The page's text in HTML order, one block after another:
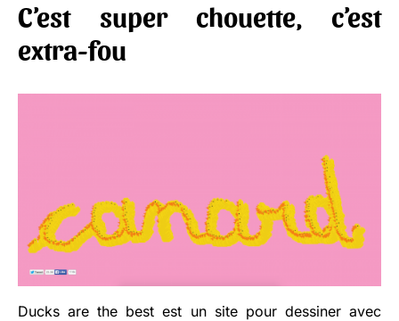
C’est super chouette, c’est
extra-fou
Ducks are the best est un site pour dessiner avec